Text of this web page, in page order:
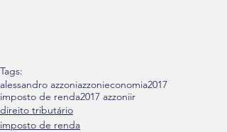
Tags:
alessandro azzoniazzonieconomia2017
imposto de renda2017 azzoniir
direito tributário
imposto de renda